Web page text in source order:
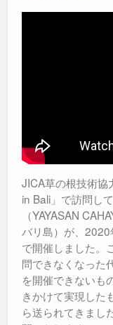
JICA草の根技術協
in Bali」で訪問し
（YAYASAN
バリ島）が、
で開催しました。
問できなくなった
を開催できないも
きかけて実現した
ら送られてきまし